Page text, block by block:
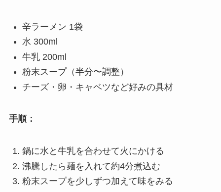
辛ラーメン 1袋
水 300ml
牛乳 200ml
粉末スープ（半分〜調整）
チーズ・卵・キャベツなど好みの具材
手順：
鍋に水と牛乳を合わせて火にかける
沸騰したら麺を入れて約4分煮込む
粉末スープを少しずつ加えて味をみる